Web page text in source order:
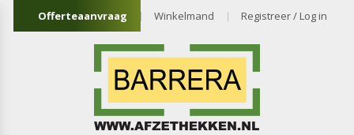
Offerteaanvraag Winkelmand Registreer / Log in